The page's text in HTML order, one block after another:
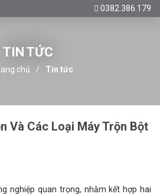
0382.386.179
TIN TỨC
chủ Tin tức
Và Các Loại Máy Trộn Bột
nghiệp quan trọng, nhằm kết hợp hai